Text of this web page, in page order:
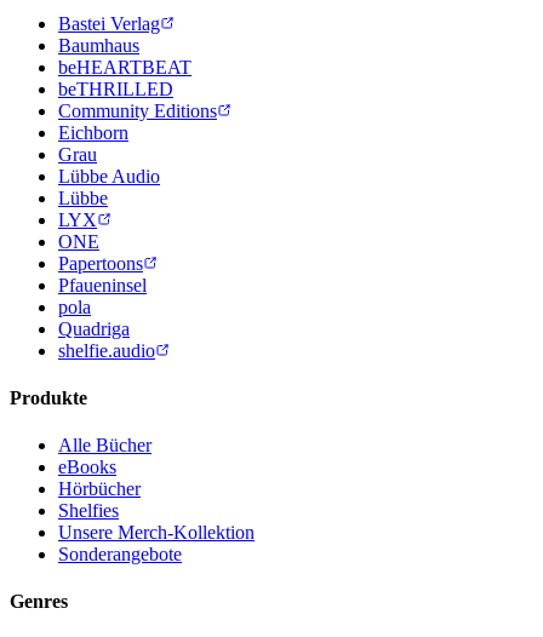
Bastei Verlag
Baumhaus
beHEARTBEAT
beTHRILLED
Community Editions
Eichborn
Grau
Lübbe Audio
Lübbe
LYX
ONE
Papertoons
Pfaueninsel
pola
Quadriga
shelfie.audio
Produkte
Alle Bücher
eBooks
Hörbücher
Shelfies
Unsere Merch-Kollektion
Sonderangebote
Genres